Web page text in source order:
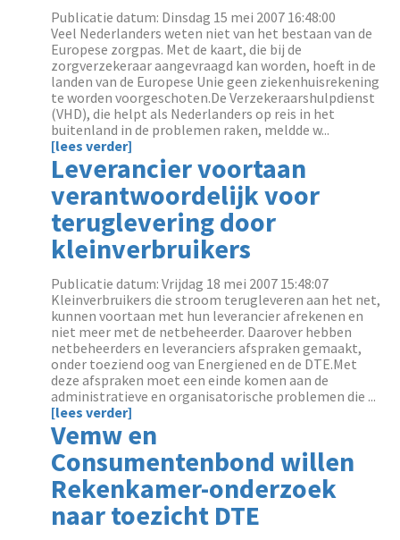
Publicatie datum: Dinsdag 15 mei 2007 16:48:00
Veel Nederlanders weten niet van het bestaan van de
Europese zorgpas. Met de kaart, die bij de
zorgverzekeraar aangevraagd kan worden, hoeft in de
landen van de Europese Unie geen ziekenhuisrekening
te worden voorgeschoten.De Verzekeraarshulpdienst
(VHD), die helpt als Nederlanders op reis in het
buitenland in de problemen raken, meldde w...
[lees verder]
Leverancier voortaan
verantwoordelijk voor
teruglevering door
kleinverbruikers
Publicatie datum: Vrijdag 18 mei 2007 15:48:07
Kleinverbruikers die stroom terugleveren aan het net,
kunnen voortaan met hun leverancier afrekenen en
niet meer met de netbeheerder. Daarover hebben
netbeheerders en leveranciers afspraken gemaakt,
onder toeziend oog van Energiened en de DTE.Met
deze afspraken moet een einde komen aan de
administratieve en organisatorische problemen die ...
[lees verder]
Vemw en
Consumentenbond willen
Rekenkamer-onderzoek
naar toezicht DTE